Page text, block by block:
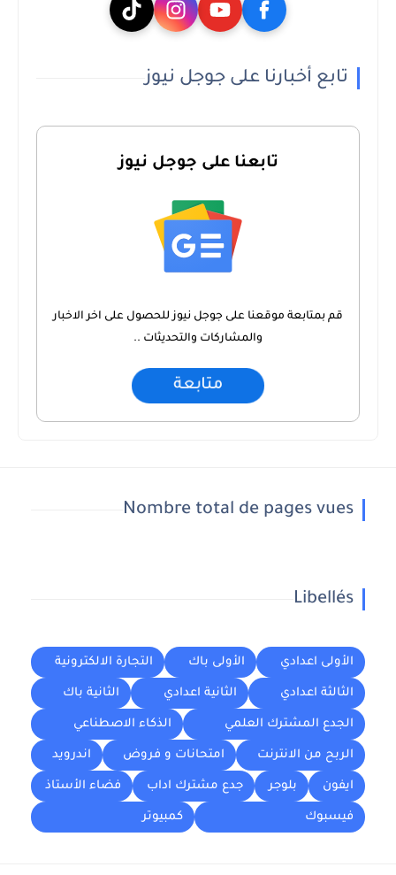
تابع أخبارنا على جوجل نيوز
تابعنا على جوجل نيوز
قم بمتابعة موقعنا على جوجل نيوز للحصول على اخر الاخبار
والمشاركات والتحديثات ..
متابعة
Nombre total de pages vues
Libellés
الأولى اعدادي الأولى باك التجارة الالكترونية
الثالثة اعدادي الثانية اعدادي الثانية باك
الجدع المشترك العلمي الذكاء الاصطناعي
الربح من الانترنت امتحانات و فروض اندرويد
ايفون بلوجر جدع مشترك اداب فضاء الأستاذ
فيسبوك كمبيوتر